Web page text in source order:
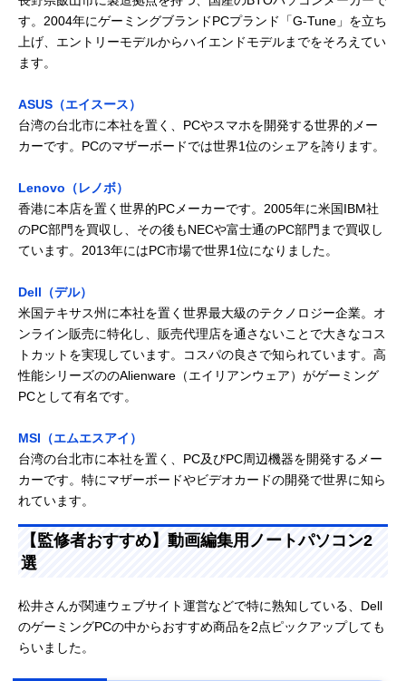
す。2004年にゲーミングブランドPCプランド「G-Tune」を立ち
上げ、エントリーモデルからハイエンドモデルまでをそろえてい
ます。
ASUS（エイスース）
台湾の台北市に本社を置く、PCやスマホを開発する世界的メー
カーです。PCのマザーボードでは世界1位のシェアを誇ります。
Lenovo（レノボ）
香港に本店を置く世界的PCメーカーです。2005年に米国IBM社
のPC部門を買収し、その後もNECや富士通のPC部門まで買収し
ています。2013年にはPC市場で世界1位になりました。
Dell（デル）
米国テキサス州に本社を置く世界最大級のテクノロジー企業。オ
ンライン販売に特化し、販売代理店を通さないことで大きなコス
トカットを実現しています。コスパの良さで知られています。高
性能シリーズののAlienware（エイリアンウェア）がゲーミング
PCとして有名です。
MSI（エムエスアイ）
台湾の台北市に本社を置く、PC及びPC周辺機器を開発するメー
カーです。特にマザーボードやビデオカードの開発で世界に知ら
れています。
【監修者おすすめ】動画編集用ノートパソコン2
選
松井さんが関連ウェブサイト運営などで特に熟知している、Dell
のゲーミングPCの中からおすすめ商品を2点ピックアップしても
らいました。